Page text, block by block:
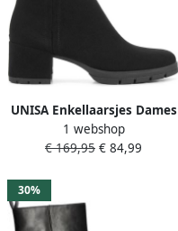
UNISA Enkellaarsjes Dames
Jesus Maat: 39 Materiaal:
Suède Kleur: Zwart
1 webshop
€ 169,95 € 84,99
30%